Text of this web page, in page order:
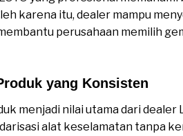
karena itu, dealer mampu
perusahaan memilih
yang Konsisten
menjadi nilai utama dari dealer
alat keselamatan tanpa